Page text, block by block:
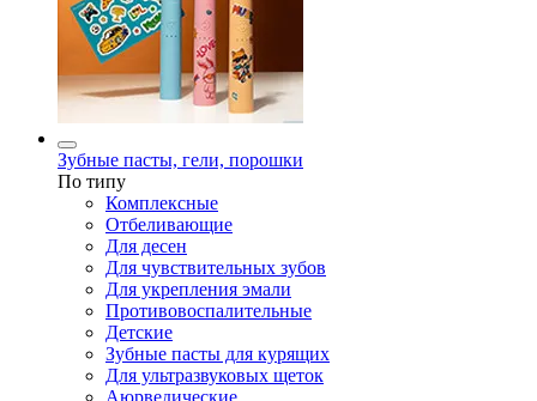
Зубные пасты, гели, порошки
По типу
Комплексные
Отбеливающие
Для десен
Для чувствительных зубов
Для укрепления эмали
Противовоспалительные
Детские
Зубные пасты для курящих
Для ультразвуковых щеток